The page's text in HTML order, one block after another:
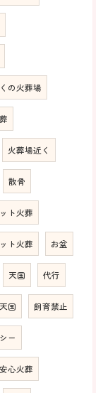
の火葬場
火葬場近く
散骨
ト火葬
ト火葬 お盆
天国 代行
国 飼育禁止
ー
安心火葬